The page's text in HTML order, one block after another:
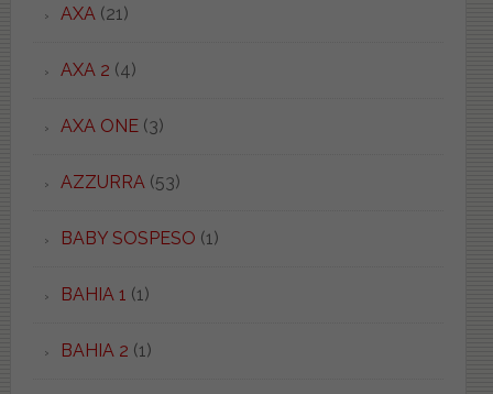
AXA(21)
AXA 2 (4)
AXA ONE(3)
AZZURRA(53)
BABY SOSPESO (1)
BAHIA 1 (1)
BAHIA 2 (1)